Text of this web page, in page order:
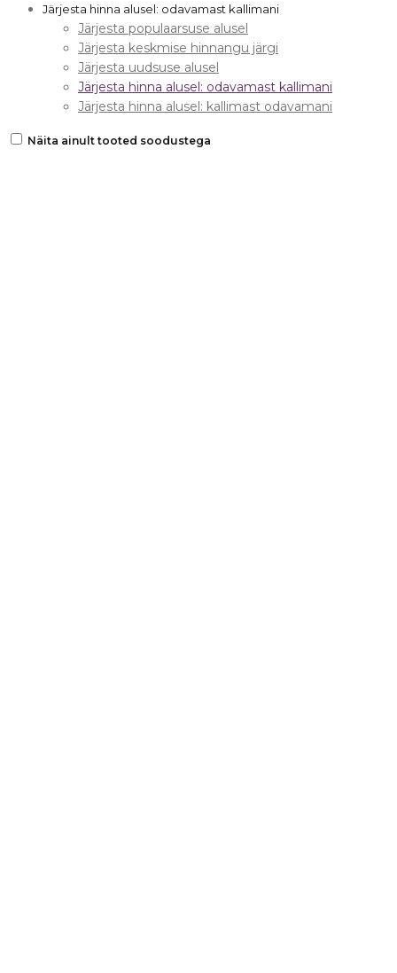
Järjesta hinna alusel: odavamast kallimani
Järjesta populaarsuse alusel
Järjesta keskmise hinnangu järgi
Järjesta uudsuse alusel
Järjesta hinna alusel: odavamast kallimani
Järjesta hinna alusel: kallimast odavamani
Näita ainult tooted soodustega